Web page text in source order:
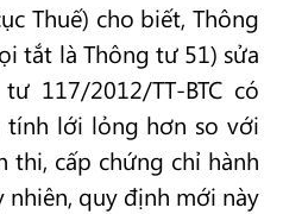
Thuế) cho biết, Thông
tắt là Thông tư 51) sửa
117/2012/TT-BTC có
tính lới lỏng hơn so với
thi, cấp chứng chỉ hành
nhiên, quy định mới này